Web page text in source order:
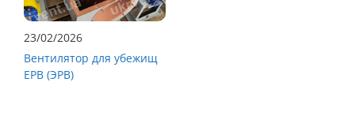
23/02/2026
Вентилятор для убежищ
ЕРВ (ЭРВ)